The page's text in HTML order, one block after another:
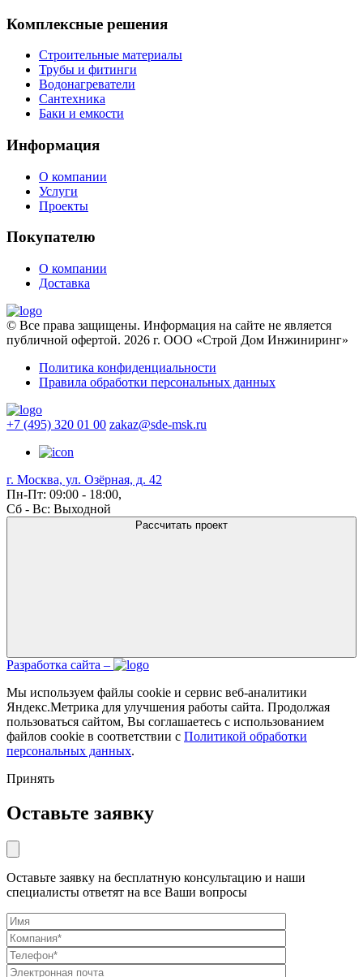
Комплексные решения
Строительные материалы
Трубы и фитинги
Водонагреватели
Сантехника
Баки и емкости
Информация
О компании
Услуги
Проекты
Покупателю
О компании
Доставка
© Все права защищены. Информация на сайте не является
публичной офертой. 2026 г. ООО «Строй Дом Инжиниринг»
Политика конфиденциальности
Правила обработки персональных данных
+7 (495) 320 01 00 zakaz@sde-msk.ru
г. Москва, ул. Озёрная, д. 42
Пн-Пт: 09:00 - 18:00,
Сб - Вс: Выходной
Рассчитать проект
Разработка сайта –
Мы используем файлы cookie и сервис веб-аналитики
Яндекс.Метрика для улучшения работы сайта. Продолжая
пользоваться сайтом, Вы соглашаетесь с использованием
файлов cookie в соответствии с Политикой обработки
персональных данных.
Принять
Оставьте заявку
Оставьте заявку на бесплатную консультацию и наши
специалисты ответят на все Ваши вопросы